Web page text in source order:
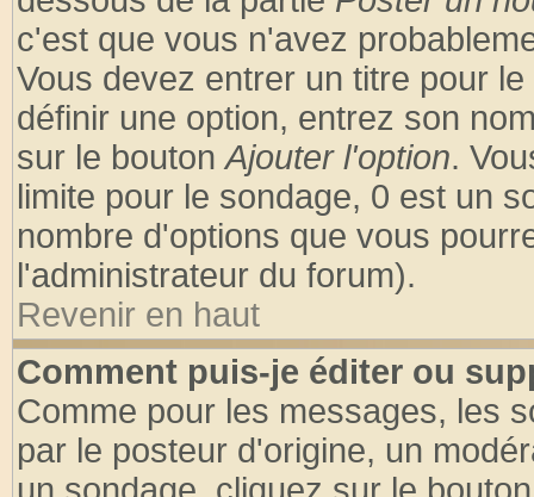
c'est que vous n'avez
Vous devez entrer un titre pour
définir une option, entrez son
sur le boutonAjouter l'option.
limite pour le sondage, 0 est un
nombre d'options que vous
l'administrateur du forum).
Revenir en haut
Comment puis-je éditer ou
Comme pour les messages, les
par le posteur d'origine, un